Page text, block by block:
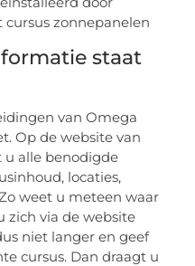
staat
van Omega
Op de website van
alle benodigde
locaties,
weet u meteen waar
zich via de website
niet langer en geef
cursus. Dan draagt u